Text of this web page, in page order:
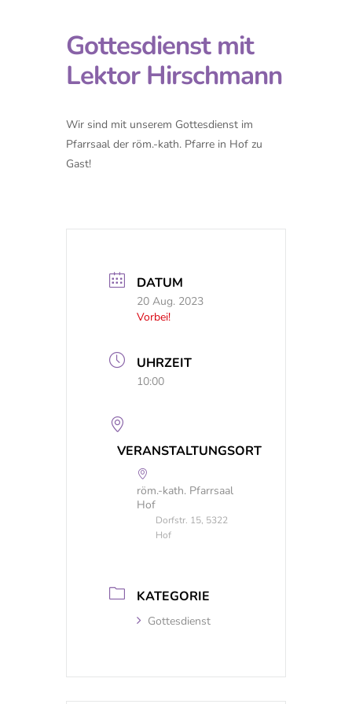
Gottesdienst mit
Lektor Hirschmann
Wir sind mit unserem Gottesdienst im
Pfarrsaal der röm.-kath. Pfarre in Hof zu
Gast!
DATUM
20 Aug. 2023
Vorbei!
UHRZEIT
10:00
VERANSTALTUNGSORT
röm.-kath. Pfarrsaal
Hof
Dorfstr. 15, 5322
Hof
KATEGORIE
Gottesdienst